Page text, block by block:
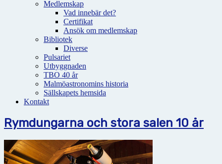
Medlemskap
Vad innebär det?
Certifikat
Ansök om medlemskap
Bibliotek
Diverse
Pulsariet
Utbyggnaden
TBO 40 år
Malmöastronomins historia
Sällskapets hemsida
Kontakt
Rymdungarna och stora salen 10 år